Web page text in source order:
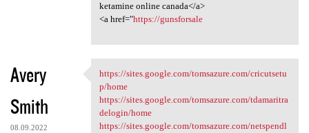
ketamine online canada</a>
<a href="https://gunsforsale
Avery
Smith
08.09.2022
https://sites.google.com
https://sites.google.com/tomsazure.com/cricutsetu
p/home
https://sites.google.com/tomsazure.com/tdamaritra
delogin/home
https://sites.google.com/tomsazure.com/netspendl